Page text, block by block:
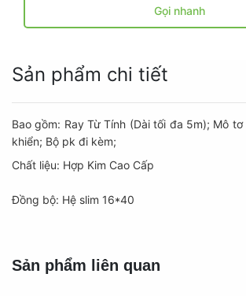
Gọi nhanh
Sản phẩm chi tiết
Bao gồm: Ray Từ Tính (Dài tối đa 5m); Mô
khiển; Bộ pk đi kèm;
Chất liệu: Hợp Kim Cao Cấp
Đồng bộ: Hệ slim 16*40
Sản phẩm liên quan